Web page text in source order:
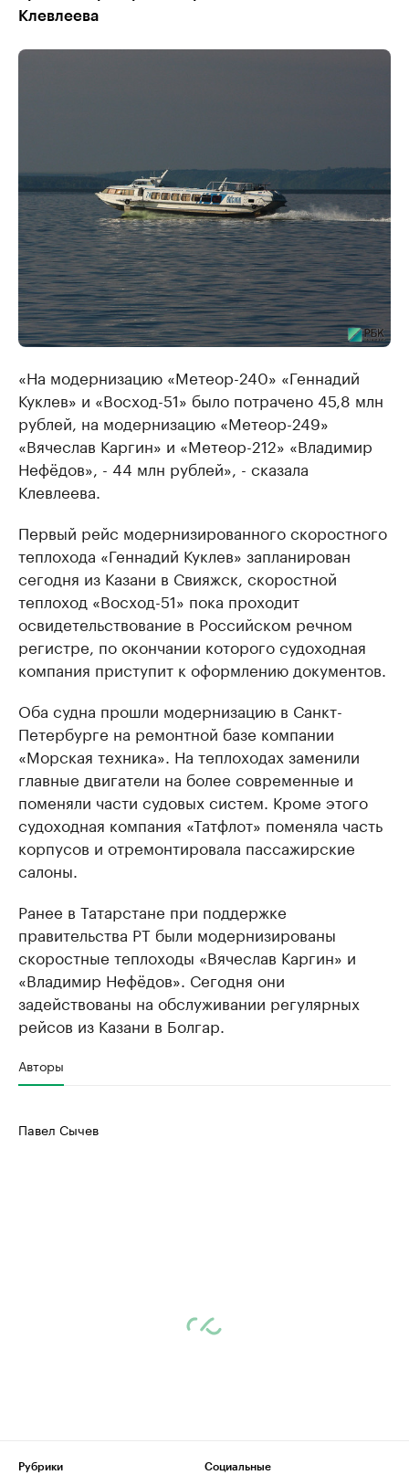
Клевлеева
«На модернизацию «Метеор-240» «Геннадий
Куклев» и «Восход-51» было потрачено 45,8 млн
рублей, на модернизацию «Метеор-249»
«Вячеслав Каргин» и «Метеор-212» «Владимир
Нефёдов», - 44 млн рублей», - сказала
Клевлеева.
Первый рейс модернизированного скоростного
теплохода «Геннадий Куклев» запланирован
сегодня из Казани в Свияжск, скоростной
теплоход «Восход-51» пока проходит
освидетельствование в Российском речном
регистре, по окончании которого судоходная
компания приступит к оформлению документов.
Оба судна прошли модернизацию в Санкт-
Петербурге на ремонтной базе компании
«Морская техника». На теплоходах заменили
главные двигатели на более современные и
поменяли части судовых систем. Кроме этого
судоходная компания «Татфлот» поменяла часть
корпусов и отремонтировала пассажирские
салоны.
Ранее в Татарстане при поддержке
правительства РТ были модернизированы
скоростные теплоходы «Вячеслав Каргин» и
«Владимир Нефёдов». Сегодня они
задействованы на обслуживании регулярных
рейсов из Казани в Болгар.
Авторы
Павел Сычев
Рубрики
Социальные